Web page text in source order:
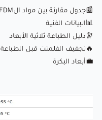
📰جدول مقارنة بين مواد الFDM
📊البيانات الفنية
🔭دليل الطباعة ثلاثية الأبعاد
🔥 تجفيف الفلمنت قبل الطباعة
💼أبعاد البكرة